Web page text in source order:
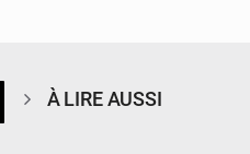
À LIRE AUSSI